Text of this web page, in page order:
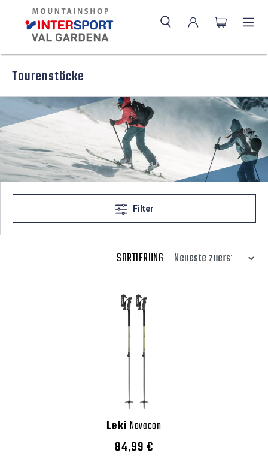
Tourenstöcke
Filter
SORTIERUNG
Leki Novacon
84,99 €